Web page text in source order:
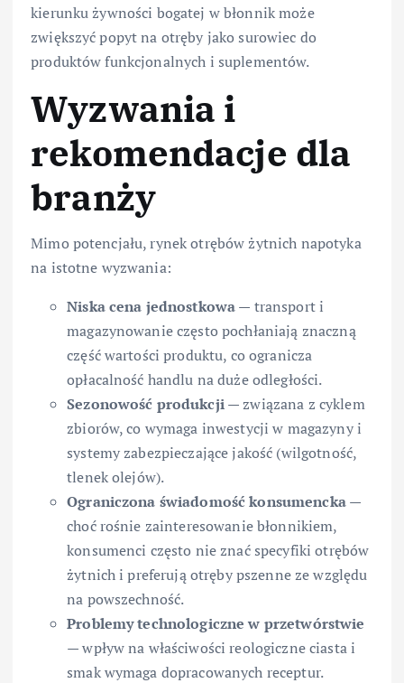
kierunku żywności bogatej w błonnik może
zwiększyć popyt na otręby jako surowiec do
produktów funkcjonalnych i suplementów.
Wyzwania i
rekomendacje dla
branży
Mimo potencjału, rynek otrębów żytnich napotyka
na istotne wyzwania:
Niska cena jednostkowa— transport i
magazynowanie często pochłaniają znaczną
część wartości produktu, co ogranicza
opłacalność handlu na duże odległości.
Sezonowość produkcji— związana z cyklem
zbiorów, co wymaga inwestycji w magazyny i
systemy zabezpieczające jakość (wilgotność,
tlenek olejów).
Ograniczona świadomość konsumencka—
choć rośnie zainteresowanie błonnikiem,
konsumenci często nie znać specyfiki otrębów
żytnich i preferują otręby pszenne ze względu
na powszechność.
Problemy technologiczne w przetwórstwie
— wpływ na właściwości reologiczne ciasta i
smak wymaga dopracowanych receptur.